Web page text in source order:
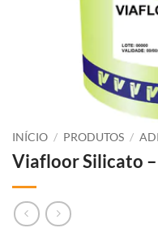
INÍCIO / PRODUTOS /
Viafloor Silicato